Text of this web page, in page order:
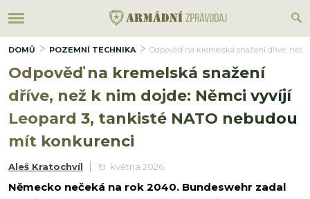
DOMŮ POZEMNÍ TECHNIKA Odpověď na kremelská snažení dříve, než
Odpověď na kremelská snažení
dříve, než k nim dojde: Němci vyvíjí
Leopard 3, tankisté NATO nebudou
mít konkurenci
Aleš Kratochvíl 19. května 2026
Německo nečeká na rok 2040. Bundeswehr zadal